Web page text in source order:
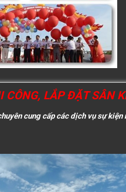
CÔNG, LẮP ĐẶT SÂN
cung cấp các dịch vụ sự kiện